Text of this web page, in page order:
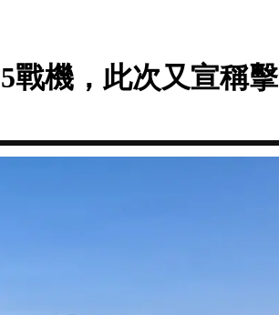
戰機，此次又宣稱擊